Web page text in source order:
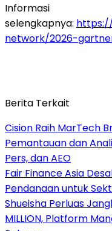
Informasi
selengkapnya:
network/2026-
Berita Terkait
Cision Raih MarTech
Pemantauan dan
Pers, dan AEO
Fair Finance Asia
Pendanaan untuk
Shueisha Perluas
MILLION, Platform